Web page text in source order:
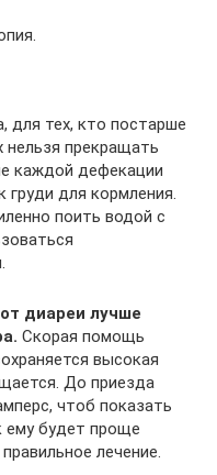
для тех, кто постарше
прекращать
каждой дефекации
для кормления.
поить водой с
диареи лучше
Скорая помощь
высокая
До приезда
чтоб показать
ему будет проще
лечение.